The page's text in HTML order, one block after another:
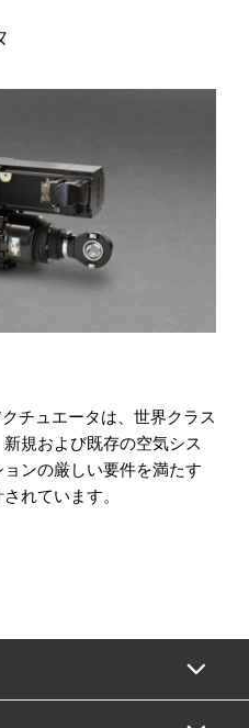
チュエータは、世界クラス
規および既存の空気シス
ンの厳しい要件を満たす
れています。